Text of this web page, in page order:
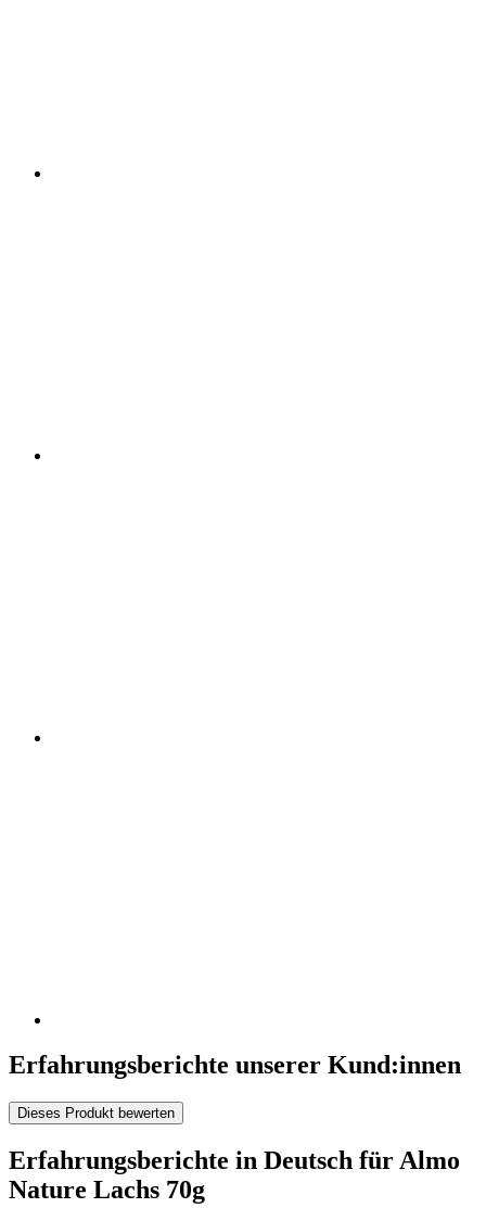
Erfahrungsberichte unserer Kund:innen
Dieses Produkt bewerten
Erfahrungsberichte in Deutsch für Almo
Nature Lachs 70g